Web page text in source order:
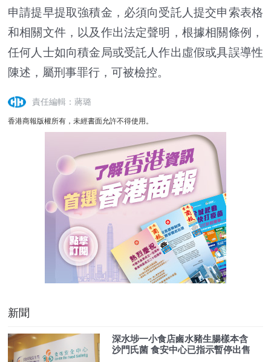
申請提早提取強積金，必須向受託人提交申索表格
和相關文件，以及作出法定聲明，根據相關條例，
任何人士如向積金局或受託人作出虛假或具誤導性
陳述，屬刑事罪行，可被檢控。
責任編輯：蔣璐
香港商報版權所有，未經書面允許不得使用。
新聞
深水埗一小食店鹵水豬生腸樣本含
沙門氏菌 食安中心已指示暫停出售